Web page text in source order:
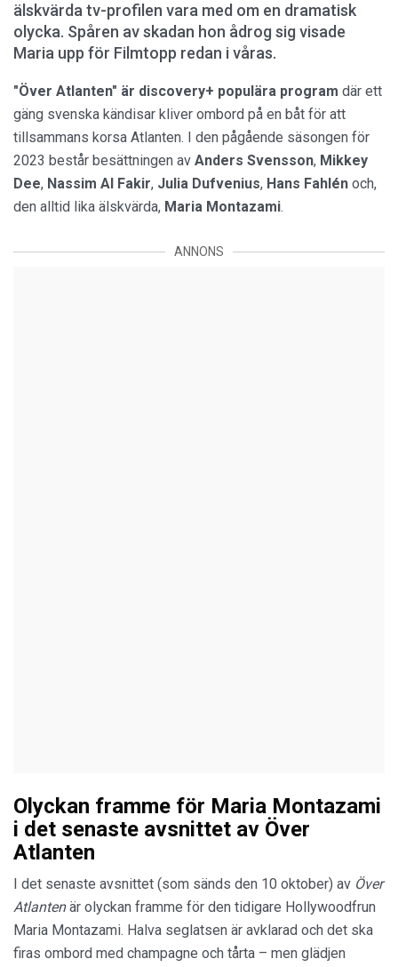
älskvärda tv-profilen vara med om en dramatisk
olycka. Spåren av skadan hon ådrog sig visade
Maria upp för Filmtopp redan i våras.
"Över Atlanten" är discovery+ populära program där ett
gäng svenska kändisar kliver ombord på en båt för att
tillsammans korsa Atlanten. I den pågående säsongen för
2023 består besättningen av Anders Svensson, Mikkey
Dee, Nassim Al Fakir, Julia Dufvenius, Hans Fahlén och,
den alltid lika älskvärda, Maria Montazami.
ANNONS
Olyckan framme för Maria Montazami
i det senaste avsnittet av Över
Atlanten
I det senaste avsnittet (som sänds den 10 oktober) av Över
Atlantenär olyckan framme för den tidigare Hollywoodfrun
Maria Montazami. Halva seglatsen är avklarad och det ska
firas ombord med champagne och tårta – men glädjen